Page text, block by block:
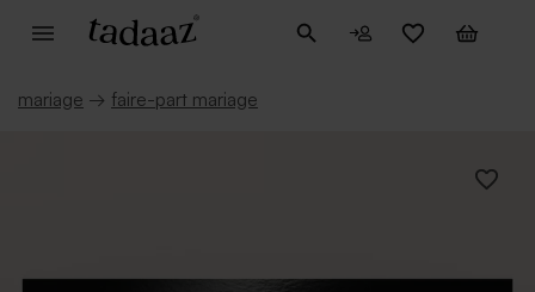
mariage → faire-part mariage